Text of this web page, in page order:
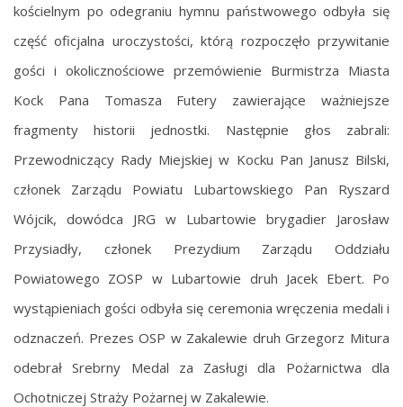
kościelnym po odegraniu hymnu państwowego odbyła się
część oficjalna uroczystości, którą rozpoczęło przywitanie
gości i okolicznościowe przemówienie Burmistrza Miasta
Kock Pana Tomasza Futery zawierające ważniejsze
fragmenty historii jednostki. Następnie głos zabrali:
Przewodniczący Rady Miejskiej w Kocku Pan Janusz Bilski,
członek Zarządu Powiatu Lubartowskiego Pan Ryszard
Wójcik, dowódca JRG w Lubartowie brygadier Jarosław
Przysiadły, członek Prezydium Zarządu Oddziału
Powiatowego ZOSP w Lubartowie druh Jacek Ebert. Po
wystąpieniach gości odbyła się ceremonia wręczenia medali i
odznaczeń. Prezes OSP w Zakalewie druh Grzegorz Mitura
odebrał Srebrny Medal za Zasługi dla Pożarnictwa dla
Ochotniczej Straży Pożarnej w Zakalewie.